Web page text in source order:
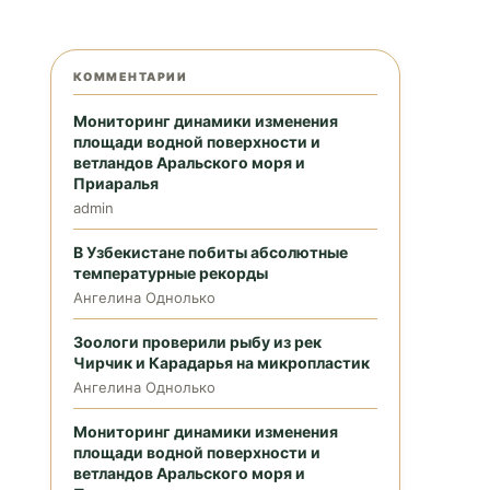
КОММЕНТАРИИ
Мониторинг динамики изменения
площади водной поверхности и
ветландов Аральского моря и
Приаралья
admin
В Узбекистане побиты абсолютные
температурные рекорды
Ангелина Однолько
Зоологи проверили рыбу из рек
Чирчик и Карадарья на микропластик
Ангелина Однолько
Мониторинг динамики изменения
площади водной поверхности и
ветландов Аральского моря и